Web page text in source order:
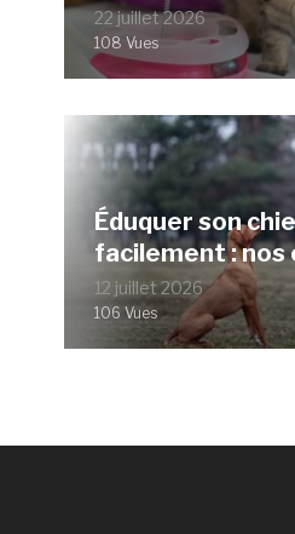
22 juillet 2026
108 Vues
Éduquer son
facilement : nos
12 juillet 2026
106 Vues